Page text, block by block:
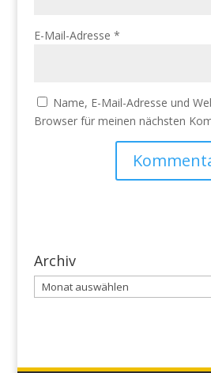
E-Mail-Adresse *
Name, E-Mail-Adresse und
Browser für meinen nächsten
Archiv
Archiv